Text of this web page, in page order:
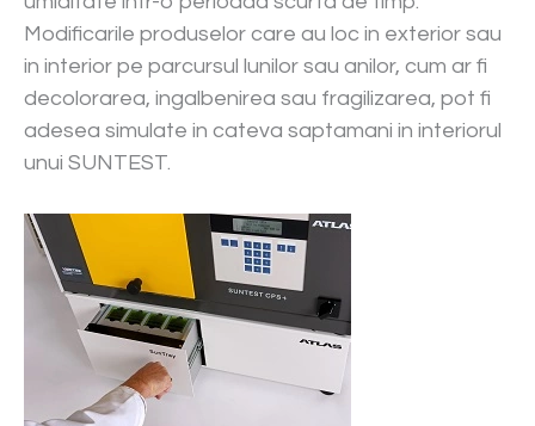
Modificarile produselor care au loc in exterior sau
in interior pe parcursul lunilor sau anilor, cum ar fi
decolorarea, ingalbenirea sau fragilizarea, pot fi
adesea simulate in cateva saptamani in interiorul
unui SUNTEST.